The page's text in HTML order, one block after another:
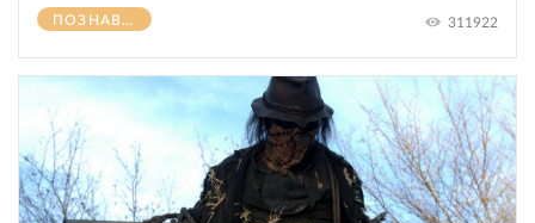
ПОЗНАВАТЕЛЬНОЕ 311922